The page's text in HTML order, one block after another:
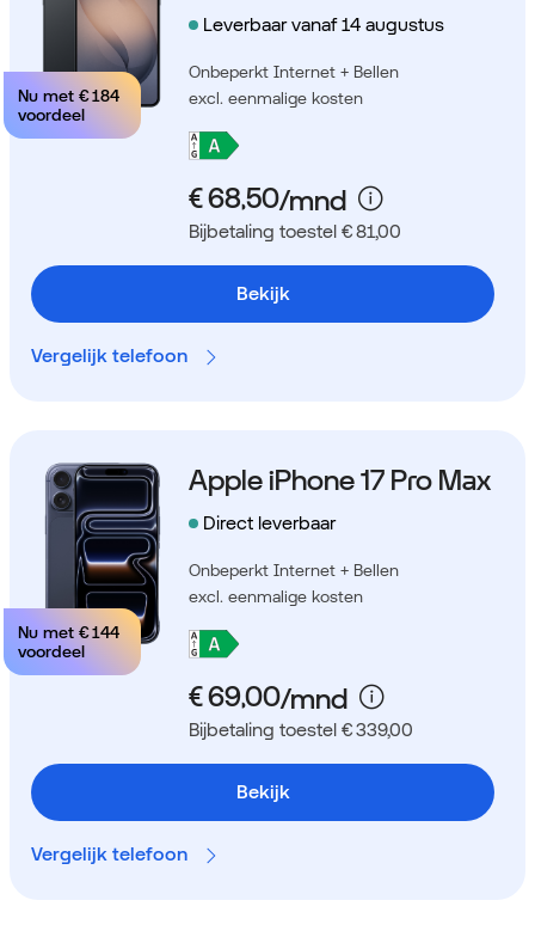
Nu met € 184
voordeel
Leverbaar vanaf 14 augustus
Onbeperkt Internet + Bellen
excl. eenmalige kosten
Bijbetaling toestel € 81,00
Bekijk
Vergelijk telefoon
Nu met € 144
voordeel
Apple iPhone 17 Pro Max
Direct leverbaar
Onbeperkt Internet + Bellen
excl. eenmalige kosten
Bijbetaling toestel € 339,00
Bekijk
Vergelijk telefoon